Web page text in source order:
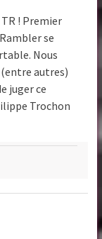
! Premier
se
Nous
(entre autres)
juger ce
Trochon